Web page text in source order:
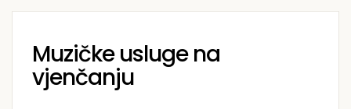
Muzičke usluge na
vjenčanju